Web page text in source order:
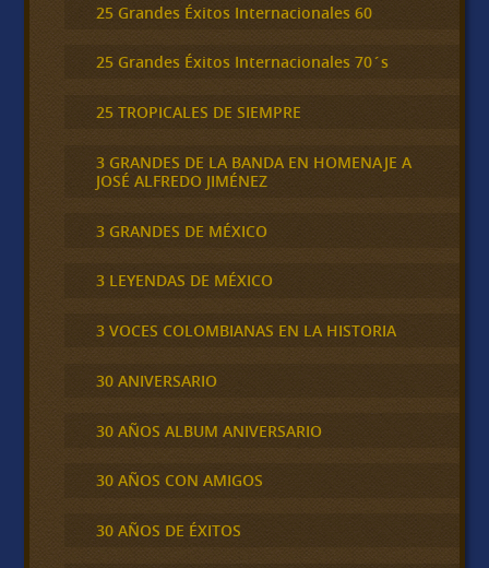
25 Grandes Éxitos Internacionales 60
25 Grandes Éxitos Internacionales 70´s
25 TROPICALES DE SIEMPRE
3 GRANDES DE LA BANDA EN HOMENAJE A
JOSÉ ALFREDO JIMÉNEZ
3 GRANDES DE MÉXICO
3 LEYENDAS DE MÉXICO
3 VOCES COLOMBIANAS EN LA HISTORIA
30 ANIVERSARIO
30 AÑOS ALBUM ANIVERSARIO
30 AÑOS CON AMIGOS
30 AÑOS DE ÉXITOS